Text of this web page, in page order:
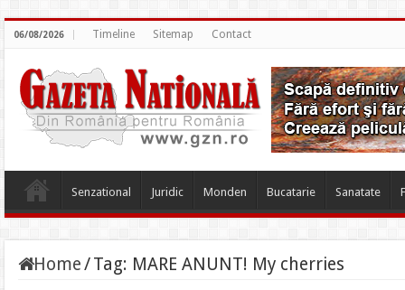
06/08/2026 Timeline Sitemap Contact
Senzational Juridic Monden Bucatarie Sanatate
Home/Tag: MARE ANUNT! My cherries